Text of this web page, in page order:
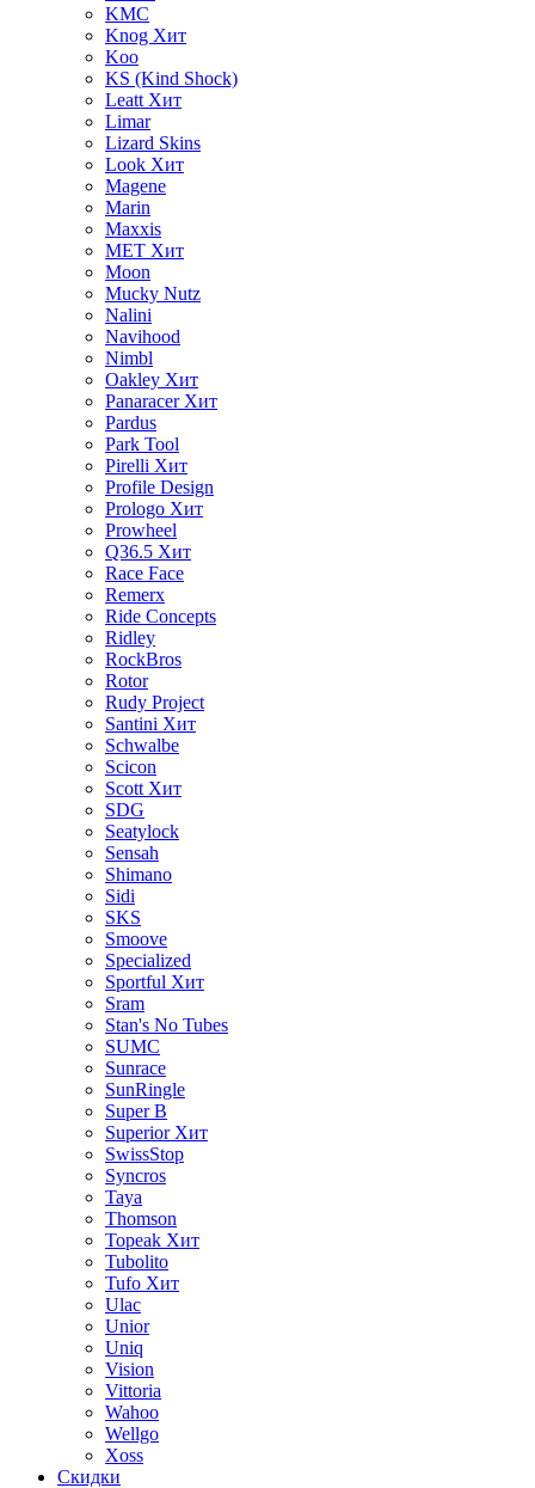
KMC
Knog Хит
Koo
KS (Kind Shock)
Leatt Хит
Limar
Lizard Skins
Look Хит
Magene
Marin
Maxxis
MET Хит
Moon
Mucky Nutz
Nalini
Navihood
Nimbl
Oakley Хит
Panaracer Хит
Pardus
Park Tool
Pirelli Хит
Profile Design
Prologo Хит
Prowheel
Q36.5 Хит
Race Face
Remerx
Ride Concepts
Ridley
RockBros
Rotor
Rudy Project
Santini Хит
Schwalbe
Scicon
Scott Хит
SDG
Seatylock
Sensah
Shimano
Sidi
SKS
Smoove
Specialized
Sportful Хит
Sram
Stan's No Tubes
SUMC
Sunrace
SunRingle
Super B
Superior Хит
SwissStop
Syncros
Taya
Thomson
Topeak Хит
Tubolito
Tufo Хит
Ulac
Unior
Uniq
Vision
Vittoria
Wahoo
Wellgo
Xoss
Скидки